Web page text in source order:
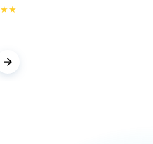
★★